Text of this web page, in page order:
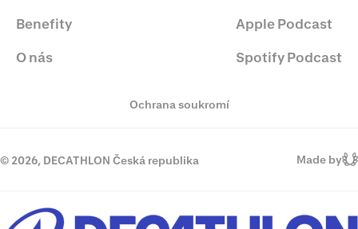
Benefity
O nás
Apple Podcast
Spotify Podcast
© 2026, DECATHLON Česká republika
Ochrana soukromí
Made by